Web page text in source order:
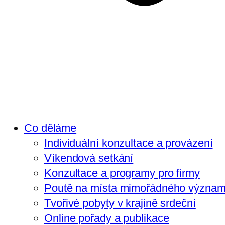
Co děláme
Individuální konzultace a provázení
Víkendová setkání
Konzultace a programy pro firmy
Poutě na místa mimořádného
Tvořivé pobyty v krajině srdeční
Online pořady a publikace